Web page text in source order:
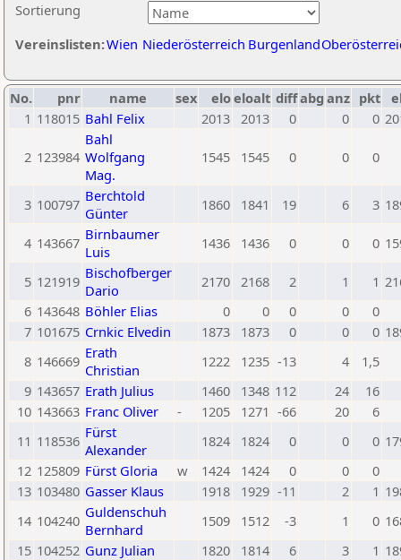
Sortierung
Vereinslisten:Wien Niederösterreich Burgenland
No. pnr name sex eloeloalt diffabg anz pkt
1 118015 Bahl Felix 2013 2013 0 0 0
2 123984
Bahl
Wolfgang
Mag.
1545 1545 0 0 0
3 100797 Berchtold
Günter
1860 1841 19 6 3
4 143667 Birnbaumer
Luis
1436 1436 0 0 0
5 121919 Bischofberger
Dario
2170 2168 2 1 1
6 143648 Böhler Elias 0 0 0 0
0
7 101675 Crnkic Elvedin 1873 1873 0 0 0
8 146669 Erath
Christian
1222 1235 -13 4
1,5
9 143657 Erath Julius 1460 1348 112 24
16
10 143663 Franc Oliver - 1205 1271 -66 20
6
11 118536 Fürst
Alexander
1824 1824 0 0 0
12 125809 Fürst Gloria w 1424 1424 0 0
0
13 103480 Gasser Klaus 1918 1929 -11 2 1
14 104240 Guldenschuh
Bernhard
1509 1512 -3 1 0
15 104252 Gunz Julian 1820 1814 6 3 1